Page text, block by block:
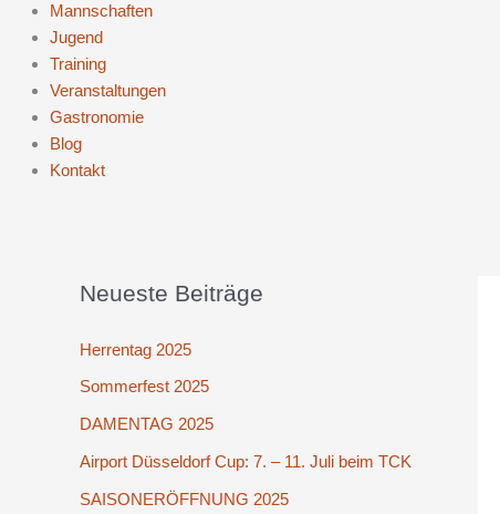
Mannschaften
Jugend
Training
Veranstaltungen
Gastronomie
Blog
Kontakt
Neueste Beiträge
Herrentag 2025
Sommerfest 2025
DAMENTAG 2025
Airport Düsseldorf Cup: 7. – 11. Juli beim TCK
SAISONERÖFFNUNG 2025